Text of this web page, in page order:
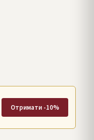
Отримати -10%